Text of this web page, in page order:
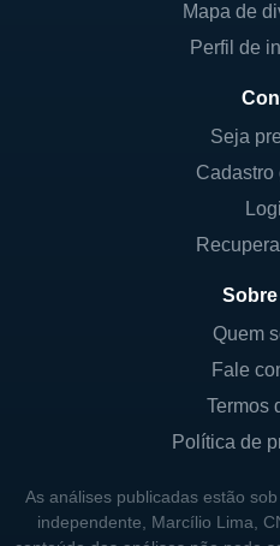
Mapa de
Perfil de
Seja
Cadastro
Quem
Fale
Termos
Política de
As análises publicadas estão
independente, Marcílio Lima,